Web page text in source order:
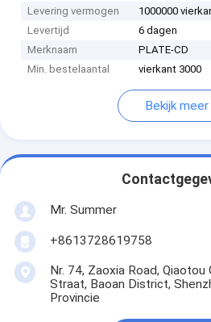
Levering vermogen
1000000
Levertijd
6 dagen
Merknaam
PLATE-CD
Min. bestelaantal
vierkant 3000
Bekijk meer
Mr. Summer
+8613728619758
Nr. 74, Zaoxia Road, Qiaotou
Straat, Baoan District,
Provincie